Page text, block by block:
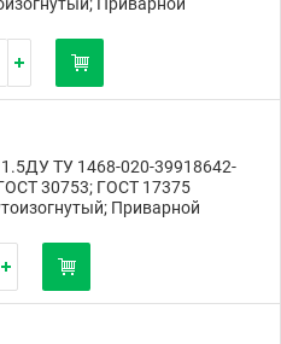
1.5ДУ ТУ 1468-020-39918642-
30753; ГОСТ 17375
Приварной